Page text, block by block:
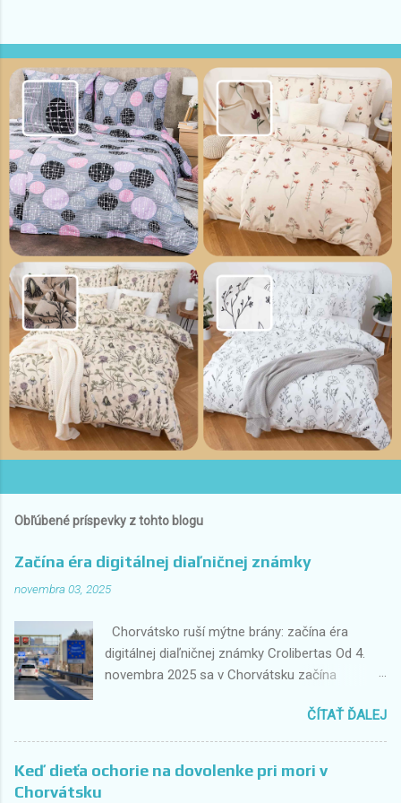
Obľúbené príspevky z tohto blogu
Začína éra digitálnej diaľničnej známky
novembra 03, 2025
Chorvátsko ruší mýtne brány: začína éra
digitálnej diaľničnej známky Crolibertas Od 4.
novembra 2025 sa v Chorvátsku začína
diaľničných poplatkov. Tradičné mýtne brány,
kde vodiči doteraz zastavovali a platili
hotovosťou alebo kartou, odchádzajú do
minulosti. Nahradí ich plne digitálny systém
ČÍTAŤ ĎALEJ
Keď dieťa ochorie na dovolenke pri mori v
Chorvátsku